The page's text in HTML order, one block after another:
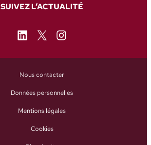
SUIVEZ L’ACTUALITÉ
LinkedIn
X Instagram
Nous contacter
Données personnelles
Mentions légales
Cookies